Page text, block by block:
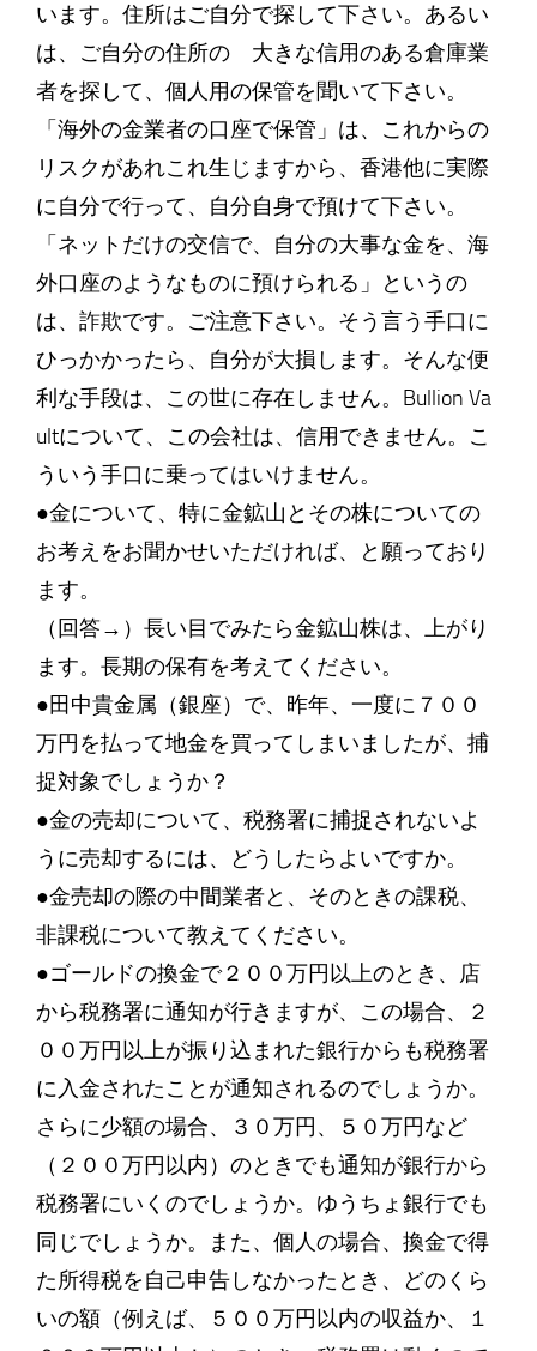
います。住所はご自分で探して下さい。あるい
は、ご自分の住所の 大きな信用のある倉庫業
者を探して、個人用の保管を聞いて下さい。
「海外の金業者の口座で保管」は、これからの
リスクがあれこれ生じますから、香港他に実際
に自分で行って、自分自身で預けて下さい。
「ネットだけの交信で、自分の大事な金を、海
外口座のようなものに預けられる」というの
は、詐欺です。ご注意下さい。そう言う手口に
ひっかかったら、自分が大損します。そんな便
利な手段は、この世に存在しません。Bullion Va
ultについて、この会社は、信用できません。こ
ういう手口に乗ってはいけません。
●金について、特に金鉱山とその株についての
お考えをお聞かせいただければ、と願っており
ます。
（回答→）長い目でみたら金鉱山株は、上がり
ます。長期の保有を考えてください。
●田中貴金属（銀座）で、昨年、一度に７００
万円を払って地金を買ってしまいましたが、捕
捉対象でしょうか？
●金の売却について、税務署に捕捉されないよ
うに売却するには、どうしたらよいですか。
●金売却の際の中間業者と、そのときの課税、
非課税について教えてください。
●ゴールドの換金で２００万円以上のとき、店
から税務署に通知が行きますが、この場合、２
００万円以上が振り込まれた銀行からも税務署
に入金されたことが通知されるのでしょうか。
さらに少額の場合、３０万円、５０万円など
（２００万円以内）のときでも通知が銀行から
税務署にいくのでしょうか。ゆうちょ銀行でも
同じでしょうか。また、個人の場合、換金で得
た所得税を自己申告しなかったとき、どのくら
いの額（例えば、５００万円以内の収益か、１